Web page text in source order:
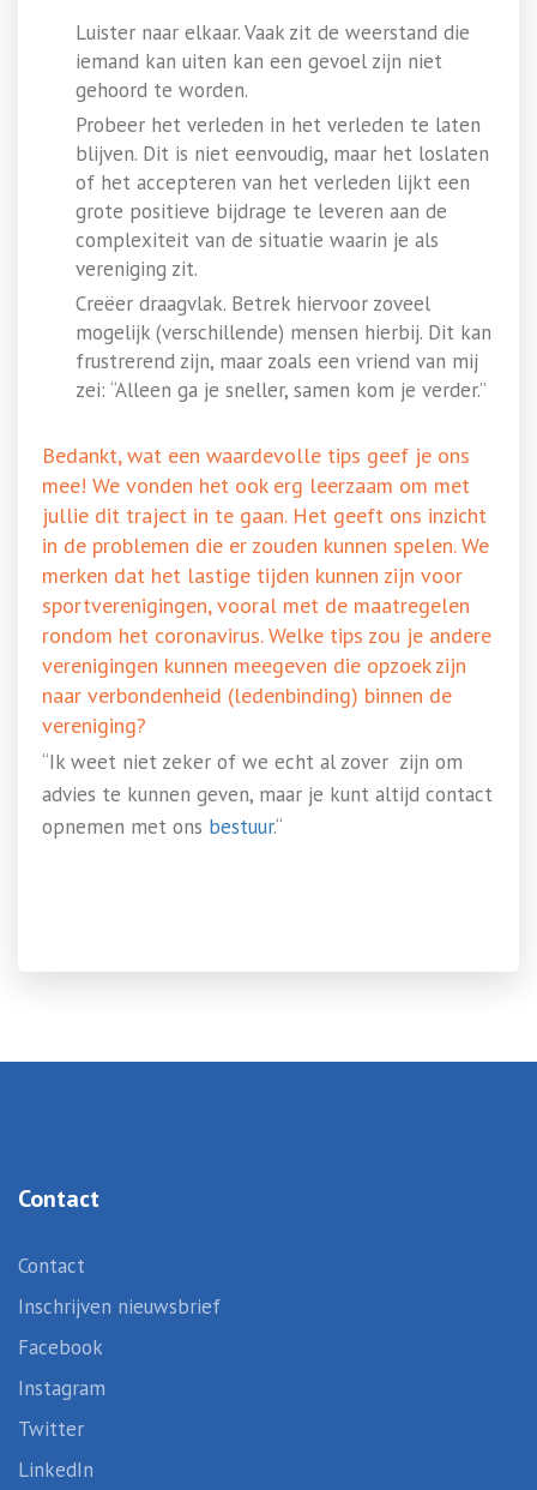
Luister naar elkaar. Vaak zit de weerstand die
iemand kan uiten kan een gevoel zijn niet
gehoord te worden.
Probeer het verleden in het verleden te laten
blijven. Dit is niet eenvoudig, maar het loslaten
of het accepteren van het verleden lijkt een
grote positieve bijdrage te leveren aan de
complexiteit van de situatie waarin je als
vereniging zit.
Creëer draagvlak. Betrek hiervoor zoveel
mogelijk (verschillende) mensen hierbij. Dit kan
frustrerend zijn, maar zoals een vriend van mij
zei: “Alleen ga je sneller, samen kom je verder.”
Bedankt, wat een waardevolle tips geef je ons
mee! We vonden het ook erg leerzaam om met
jullie dit traject in te gaan. Het geeft ons inzicht
in de problemen die er zouden kunnen spelen. We
merken dat het lastige tijden kunnen zijn voor
sportverenigingen, vooral met de maatregelen
rondom het coronavirus. Welke tips zou je andere
verenigingen kunnen meegeven die opzoek zijn
naar verbondenheid (ledenbinding) binnen de
vereniging?
“Ik weet niet zeker of we echt al zover zijn om
advies te kunnen geven, maar je kunt altijd contact
opnemen met ons bestuur.“
Contact
Contact
Inschrijven nieuwsbrief
Facebook
Instagram
Twitter
LinkedIn